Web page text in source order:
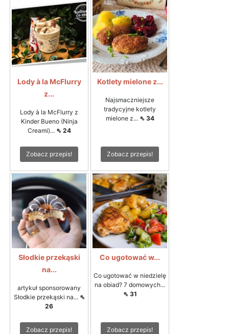
Lody à la McFlurry
z...
Lody à la McFlurry z
Kinder Bueno (Ninja
Creami)... ⇖ 24
Zobacz przepis!
Kotlety mielone z...
Najsmaczniejsze
tradycyjne kotlety
mielone z... ⇖ 34
Zobacz przepis!
Słodkie przekąski
na...
artykuł sponsorowany
Słodkie przekąski na... ⇖
26
Zobacz przepis!
Co ugotować w...
Co ugotować w niedzielę
na obiad? 7 domowych...
⇖ 31
Zobacz przepis!